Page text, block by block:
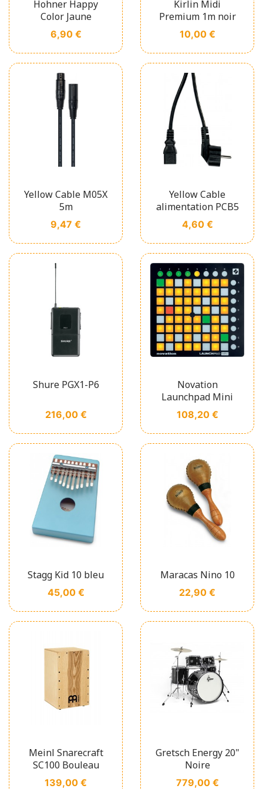
Hohner Happy
Color Jaune
Prix
6,90 €
Kirlin Midi
Premium 1m noir
Prix
10,00 €
Yellow Cable M05X
5m
Prix
9,47 €
Yellow Cable
alimentation PCB5
Prix
4,60 €
Shure PGX1-P6
Prix
216,00 €
Novation
Launchpad Mini
Prix
108,20 €
Stagg Kid 10 bleu
Prix
45,00 €
Maracas Nino 10
Prix
22,90 €
Meinl Snarecraft
SC100 Bouleau
Prix
139,00 €
Gretsch Energy 20"
Noire
Prix
779,00 €